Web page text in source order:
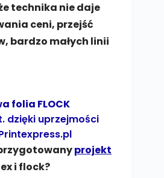
technika nie daje
ceni, przejść
bardzo małych linii
folia FLOCK
dzięki uprzejmości
projekt
i flock?